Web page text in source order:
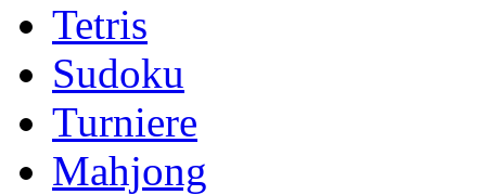
Tetris
Sudoku
Turniere
Mahjong